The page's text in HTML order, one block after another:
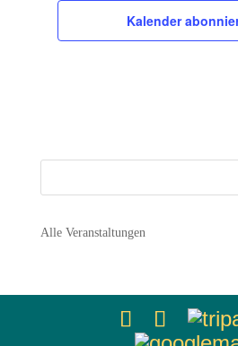
Kalender
Alle Veranstaltungen